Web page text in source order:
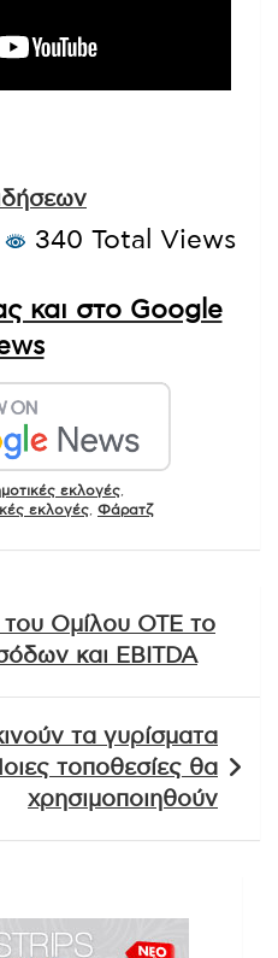
340 Total Views
και στο Google
εκλογές
εκλογές Φάρατζ
του Ομίλου ΟΤΕ το
και EBITDA
τα γυρίσματα
τοποθεσίες θα
χρησιμοποιηθούν